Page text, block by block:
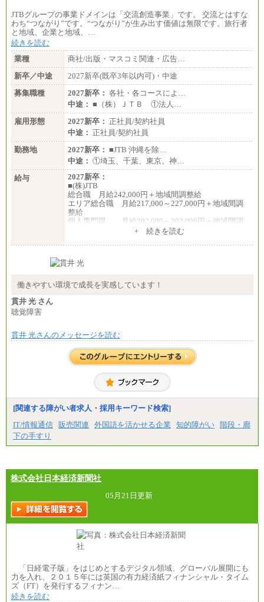
JTBグループの事業ドメインは「交流創造事業」です。 交流とはすな
わち“つながり”です。“つながり”が生み出す価値は無限です。旅行者
と地域、企業と地域、…
続きを読む
業種
商社/出版・マスコミ関連・広告…
新卒／中途
2027新卒(既卒3年以内可)・中途
募集職種
2027新卒： 各社・各コースによ…
中途： ■（株）ＪＴＢ ①法人…
雇用形態
2027新卒： 正社員/契約社員
中途： 正社員/契約社員
勤務地
2027新卒： ■JTB 沖縄を除…
中途： ①埼玉、千葉、東京、神…
給与
2027新卒：
■(株)JTB
総合職 月給242,000円＋地域間調整給
エリア総合職 月給217,000～227,000円＋地域間調
整給
個人専門職 月給202,000～202,000円＋地域間調
総合職 月給208,000～235,000円
※詳細はJTBキャリアサイトよりご確認ください。
総合職 月給220,000～230,000円＋地域間調整給
整給
※詳細はJTBキャリアサイトよりご確認ください。
■(株)JTBコミュニケーションデザイン
総合職 月給230,000円
みなし残業手当：20,000円（一律支給）※みなし
残業手当の残業時間は10.43時間。
間に応じて、時間外手当等を支給。
■（株）JTBグローバルマーケティング＆トラベル
訪日事業職 月給202,000～227,000円＋地域間調整
給
※詳細はJTBキャリアサイトよりご確認ください。
■(株)JTBビジネストランスフォーム
総合職 月給205,000～225,000円＋地域間調整給
エリア総合職 月給185,000円＋地域間調整給
■(株)JTBデータサービス ※2027年新卒募集終了
総合職 月給186,000～194,000円＋地域手当
※詳細はJTBキャリアサイトよりご確認ください。
+ 続きを読む
働きやすい環境で成長を実感しています！
貫井 光 さん
聴覚障害
貫井 光さんのメッセージを読む
[関連する障がい者求人・採用キーワード検索]
IT/情報通信 販売関連 外国語を活かせる企業 知的障がい 階段・廊
下の手すり
株式会社日本経済新聞社
05月21日更新
「日経電子版」をはじめとするデジタル領域、グローバル展開にも
力を入れ、２０１５年には英国の有力経済紙フィナンシャル・タイム
ズ（FT）を発行するフィナン…
続きを読む